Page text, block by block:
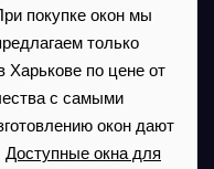
покупке окон мы
только
по цене от
с самыми
окон дают
Доступные окна для